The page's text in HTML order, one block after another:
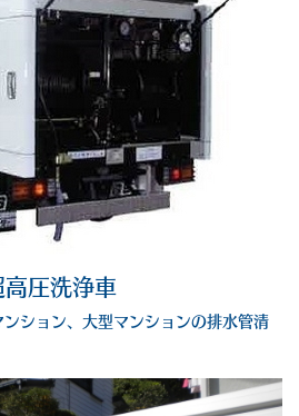
高圧洗浄車
ション、大型マンションの排水管清